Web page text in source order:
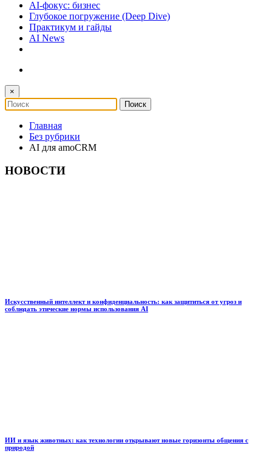
AI-фокус: бизнес
Глубокое погружение (Deep Dive)
Практикум и гайды
AI News
×
Главная
Без рубрики
AI для amoCRM
НОВОСТИ
Искусственный интеллект и конфиденциальность: как защититься от угроз и
соблюдать этические нормы использования AI
ИИ и язык животных: как технологии открывают новые горизонты общения с
природой